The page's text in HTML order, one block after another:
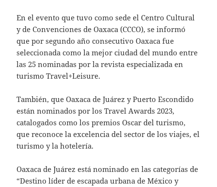
En el evento que tuvo como sede el Centro Cultural
y de Convenciones de Oaxaca (CCCO), se informó
que por segundo año consecutivo Oaxaca fue
seleccionada como la mejor ciudad del mundo entre
las 25 nominadas por la revista especializada en
turismo Travel+Leisure.
También, que Oaxaca de Juárez y Puerto Escondido
están nominados por los Travel Awards 2023,
catalogados como los premios Oscar del turismo,
que reconoce la excelencia del sector de los viajes, el
turismo y la hotelería.
Oaxaca de Juárez está nominado en las categorías de
“Destino líder de escapada urbana de México y